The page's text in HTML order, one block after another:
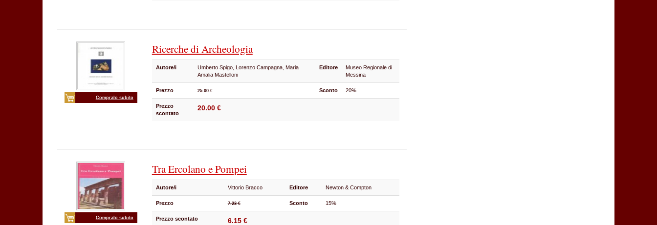
Compralo subito
Ricerche di Archeologia
Autore/i
Umberto Spigo, Lorenzo Campagna, Maria
Amalia Mastelloni
Editore
Museo Regionale di
Messina
Prezzo 25.00 € Sconto 20%
Prezzo
scontato
20.00 €
Compralo subito
Tra Ercolano e Pompei
Autore/i Vittorio Bracco Editore Newton & Compton
Prezzo 7.23 € Sconto 15%
Prezzo scontato 6.15 €